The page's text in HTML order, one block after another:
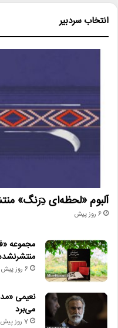
انتخاب سردبیر
آلبوم «لحظه‌ای دِرَنگ»
6 روز پیش
مجموعه
6 روز پیش
نعیمی
می‌برد
7 روز پیش